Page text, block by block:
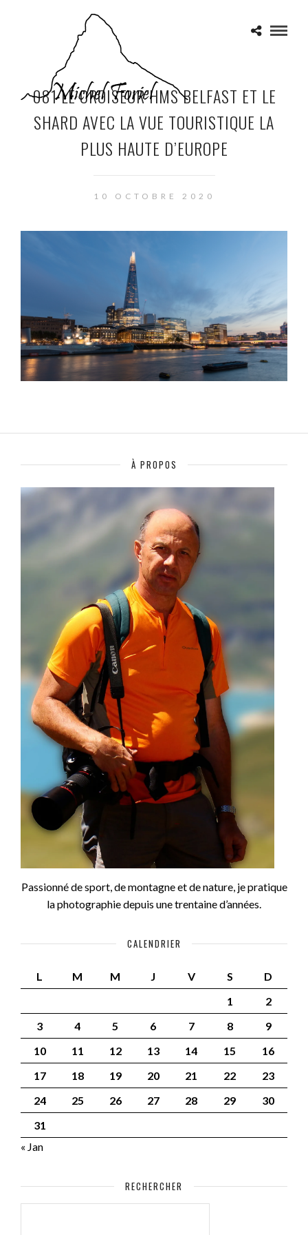
081 LE CROISEUR HMS BELFAST ET LE
SHARD AVEC LA VUE TOURISTIQUE LA
PLUS HAUTE D’EUROPE
10 OCTOBRE 2020
À PROPOS
Passionné de sport, de montagne et de nature, je pratique
la photographie depuis une trentaine d’années.
CALENDRIER
L M M J V S
D
1
2
3
4 5 6 7 8
9
10
11 12 13 14 15
16
17
18 19 20 21 22
23
24
25 26 27 28 29
30
31
« Jan
RECHERCHER